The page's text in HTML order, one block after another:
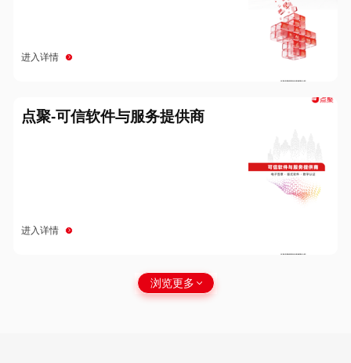
进入详情
点聚-可信软件与服务提供商
进入详情
浏览更多